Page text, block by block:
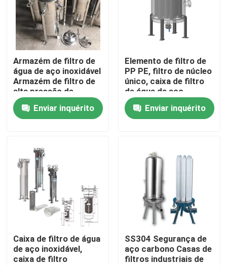
Produtos
Vídeos
Sobre nós
Excursão da fábrica
Contacte-nos
Peça umas citações
Filtração industrial da água
filtro industrial de HEPA
Armazém de filtro de
água de aço inoxidável
Armazém de filtro de
alta pressão de
cartuchos múltiplos
Enviar inquérito
Elemento de filtro de
PP PE, filtro de núcleo
único, caixa de filtro
de água de aço
inoxidável
Enviar inquérito
Caixa de filtro de água
de aço inoxidável,
caixa de filtro
SS304 Segurança de
aço carbono Casas de
filtros industriais de